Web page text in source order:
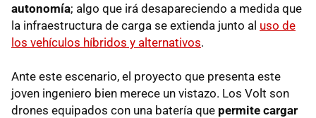
autonomía; algo que irá desapareciendo a medida que
la infraestructura de carga se extienda junto al uso de
los vehículos híbridos y alternativos.
Ante este escenario, el proyecto que presenta este
joven ingeniero bien merece un vistazo. Los Volt son
drones equipados con una batería que permite cargar